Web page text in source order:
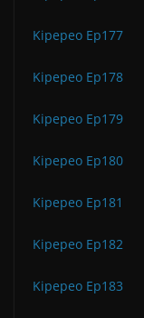
Kipepeo Ep177
Kipepeo Ep178
Kipepeo Ep179
Kipepeo Ep180
Kipepeo Ep181
Kipepeo Ep182
Kipepeo Ep183